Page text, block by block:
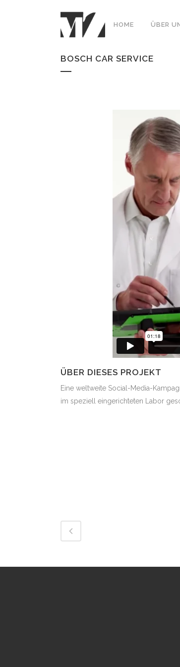
HOME ÜBER
BOSCH CAR SERVICE
ÜBER DIESES PROJEKT
Eine weltweite Social-Media-
im speziell eingerichteten Labor